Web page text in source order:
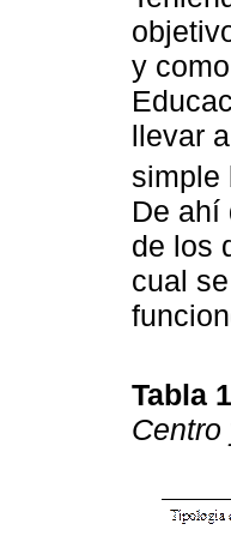
y
llevar
simple
De ahí
de los
cual
Tabla 1